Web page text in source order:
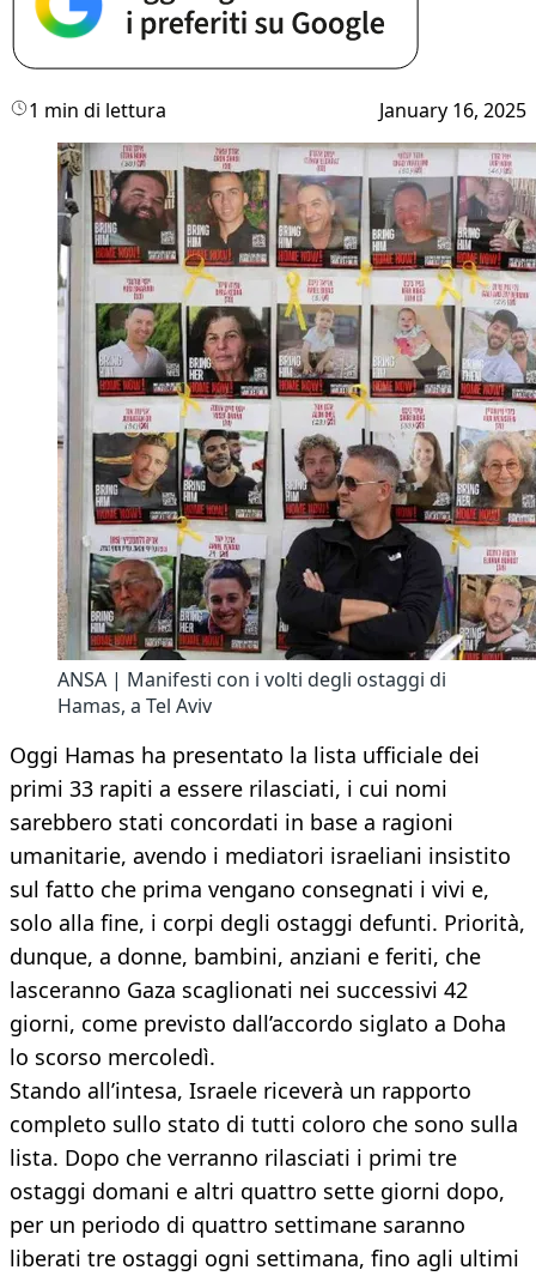
1 min di lettura January 16, 2025
ANSA | Manifesti con i volti degli ostaggi di
Hamas, a Tel Aviv
Oggi Hamas ha presentato la lista ufficiale dei
primi 33 rapiti a essere rilasciati, i cui nomi
sarebbero stati concordati in base a ragioni
umanitarie, avendo i mediatori israeliani insistito
sul fatto che prima vengano consegnati i vivi e,
solo alla fine, i corpi degli ostaggi defunti. Priorità,
dunque, a donne, bambini, anziani e feriti, che
lasceranno Gaza scaglionati nei successivi 42
giorni, come previsto dall’accordo siglato a Doha
lo scorso mercoledì.
Stando all’intesa, Israele riceverà un rapporto
completo sullo stato di tutti coloro che sono sulla
lista. Dopo che verranno rilasciati i primi tre
ostaggi domani e altri quattro sette giorni dopo,
per un periodo di quattro settimane saranno
liberati tre ostaggi ogni settimana, fino agli ultimi